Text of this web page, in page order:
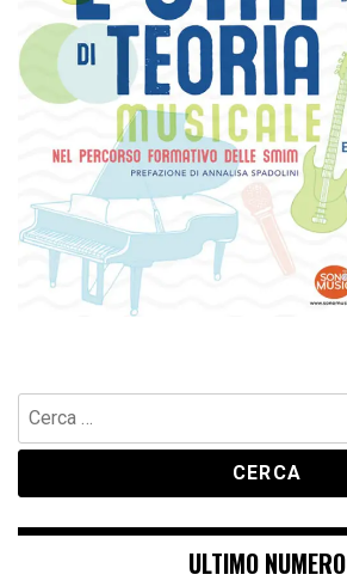
Ricerca
per:
ULTIMO NUMERO